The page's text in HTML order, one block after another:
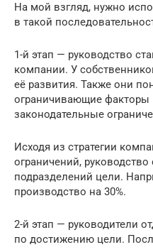
На мой взгляд, нужно
в такой
1-й этап — руководство
компании. У
её развития. Также они
ограничивающие факторы
законодательные
Исходя из стратегии
ограничений,
подразделений цели.
производство на 30%.
2-й этап — руководители
по достижению цели.